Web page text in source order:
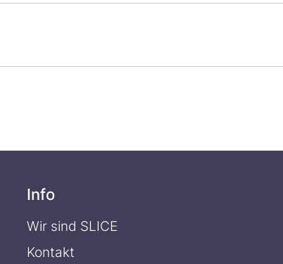
Info
Wir sind SLICE
Kontakt